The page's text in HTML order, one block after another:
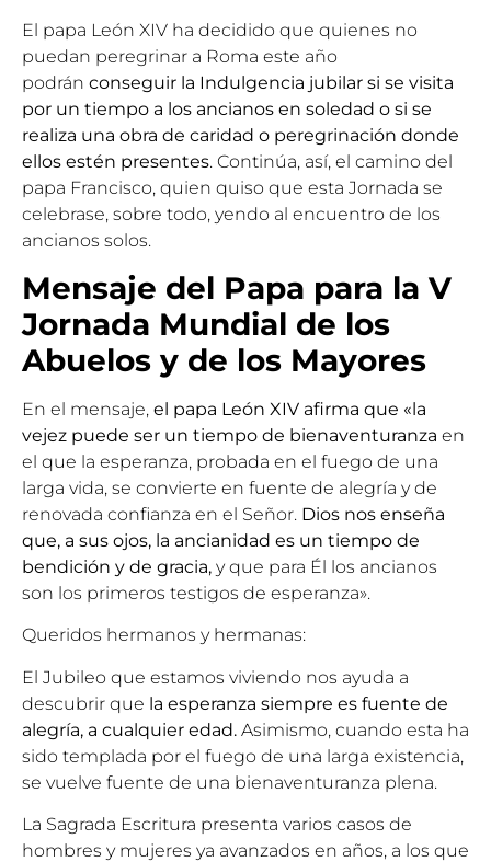
El papa León XIV ha decidido que quienes no
puedan peregrinar a Roma este año
podrán conseguir la Indulgencia jubilar si se visita
por un tiempo a los ancianos en soledad o si se
realiza una obra de caridad o peregrinación donde
ellos estén presentes. Continúa, así, el camino del
papa Francisco, quien quiso que esta Jornada se
celebrase, sobre todo, yendo al encuentro de los
ancianos solos.
Mensaje del Papa para la V
Jornada Mundial de los
Abuelos y de los Mayores
En el mensaje, el papa León XIV afirma que «la
vejez puede ser un tiempo de bienaventuranza en
el que la esperanza, probada en el fuego de una
larga vida, se convierte en fuente de alegría y de
renovada confianza en el Señor. Dios nos enseña
que, a sus ojos, la ancianidad es un tiempo de
bendición y de gracia, y que para Él los ancianos
son los primeros testigos de esperanza».
Queridos hermanos y hermanas:
El Jubileo que estamos viviendo nos ayuda a
descubrir que la esperanza siempre es fuente de
alegría, a cualquier edad. Asimismo, cuando esta ha
sido templada por el fuego de una larga existencia,
se vuelve fuente de una bienaventuranza plena.
La Sagrada Escritura presenta varios casos de
hombres y mujeres ya avanzados en años, a los que